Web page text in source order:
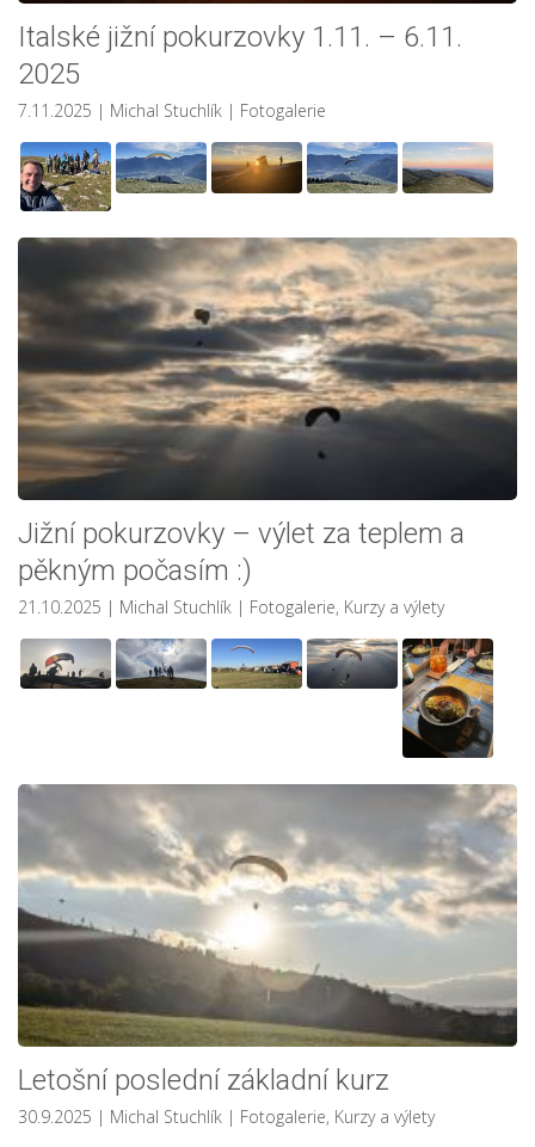
Italské jižní pokurzovky 1.11. – 6.11.
2025
7.11.2025 | Michal Stuchlík | Fotogalerie
Jižní pokurzovky – výlet za teplem a
pěkným počasím :)
21.10.2025 | Michal Stuchlík | Fotogalerie, Kurzy a výlety
Letošní poslední základní kurz
30.9.2025 | Michal Stuchlík | Fotogalerie, Kurzy a výlety